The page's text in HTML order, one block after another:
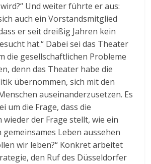
Und weiter führte er aus:
auch ein Vorstandsmitglied
er seit dreißig Jahren kein
hat.“ Dabei sei das Theater
die gesellschaftlichen Probleme
denn das Theater habe die
übernommen, sich mit den
auseinanderzusetzen. Es
um die Frage, dass die
wieder der Frage stellt, wie ein
Leben aussehen
wir leben?“ Konkret arbeitet
den Ruf des Düsseldorfer